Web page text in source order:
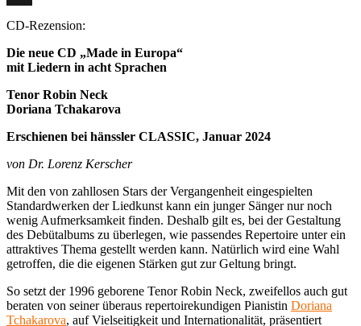
X
CD-Rezension:
Die neue CD „Made in Europa“
mit Liedern in acht Sprachen
Tenor Robin Neck
Doriana Tchakarova
Erschienen bei hänssler CLASSIC, Januar 2024
von Dr. Lorenz Kerscher
Mit den von zahllosen Stars der Vergangenheit eingespielten
Standardwerken der Liedkunst kann ein junger Sänger nur noch
wenig Aufmerksamkeit finden. Deshalb gilt es, bei der Gestaltung
des Debütalbums zu überlegen, wie passendes Repertoire unter ein
attraktives Thema gestellt werden kann. Natürlich wird eine Wahl
getroffen, die die eigenen Stärken gut zur Geltung bringt.
So setzt der 1996 geborene Tenor Robin Neck, zweifellos auch gut
beraten von seiner überaus repertoirekundigen Pianistin Doriana
Tchakarova, auf Vielseitigkeit und Internationalität, präsentiert